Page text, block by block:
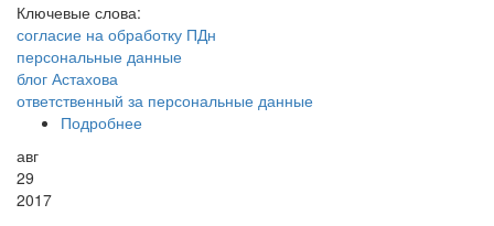
Ключевые слова:
согласие на обработку ПДн
персональные данные
блог Астахова
ответственный за персональные данные
Подробнее
авг
29
2017